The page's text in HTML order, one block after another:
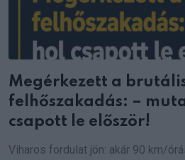
Megérkezett a
felhőszakadás: –
csapott le először!
Viharos fordulat jön: akár 90 km/